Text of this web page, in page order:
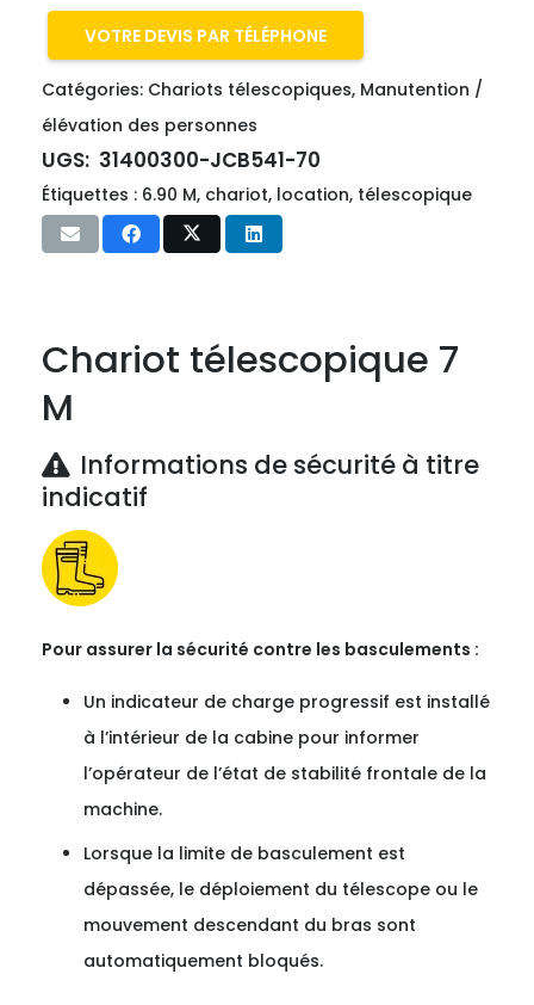
VOTRE DEVIS PAR TÉLÉPHONE
Catégories: Chariots télescopiques, Manutention /
élévation des personnes
UGS: 31400300-JCB541-70
Étiquettes : 6.90 M, chariot, location, télescopique
Chariot télescopique 7
M
Informations de sécurité à titre
indicatif
Pour assurer la sécurité contre les basculements :
Un indicateur de charge progressif est installé
à l’intérieur de la cabine pour informer
l’opérateur de l’état de stabilité frontale de la
machine.
Lorsque la limite de basculement est
dépassée, le déploiement du télescope ou le
mouvement descendant du bras sont
automatiquement bloqués.